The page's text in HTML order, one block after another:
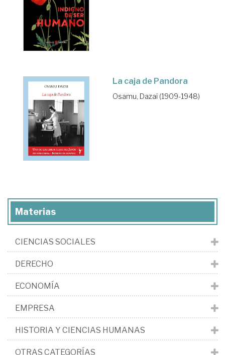
La caja de Pandora
Osamu, Dazai (1909-1948)
Materias
CIENCIAS SOCIALES
DERECHO
ECONOMÍA
EMPRESA
HISTORIA Y CIENCIAS HUMANAS
OTRAS CATEGORÍAS